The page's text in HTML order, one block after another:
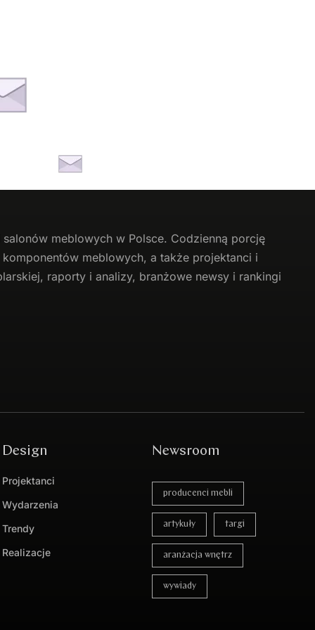
meblowych w Polsce. Codzienną porcję
meblowych, a także projektanci i
raporty i analizy, branżowe newsy i rankingi
Design
Projektanci
Wydarzenia
Trendy
Realizacje
Newsroom
producenci mebli
artykuły targi
aranżacja wnętrz
wywiady